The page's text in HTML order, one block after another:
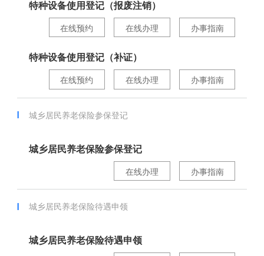
特种设备使用登记（报废注销）
办事指南
在线办理
在线预约
特种设备使用登记（补证）
办事指南
在线办理
在线预约
城乡居民养老保险参保登记
城乡居民养老保险参保登记
办事指南
在线办理
城乡居民养老保险待遇申领
城乡居民养老保险待遇申领